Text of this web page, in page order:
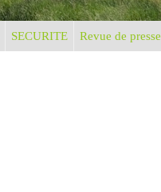
SECURITE Revue de presse